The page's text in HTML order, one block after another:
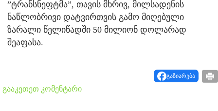
”ტრანსნეფტმა”, თავის მხრივ, მილსადენის
ნაწლობრივი დატვირთვის გამო მიღებული
ზარალი წელიწადში 50 მილიონ დოლარად
შეაფასა.
გაზიარება
გააკეთეთ კომენტარი